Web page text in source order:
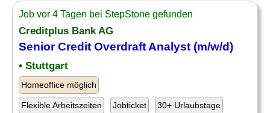
Job vor 4 Tagen bei StepStone gefunden
Creditplus Bank AG
Senior Credit Overdraft Analyst (m/w/d)
• Stuttgart
Homeoffice möglich
Flexible Arbeitszeiten Jobticket 30+ Urlaubstage